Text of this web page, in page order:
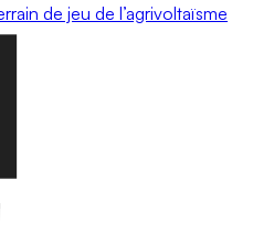
de jeu de l’agrivoltaïsme